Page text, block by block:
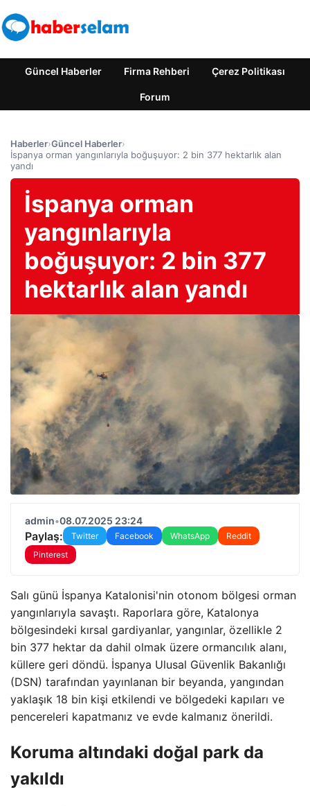
Güncel Haberler Firma Rehberi Çerez Politikası
Forum
Haberler›Güncel Haberler›
İspanya orman yangınlarıyla boğuşuyor: 2 bin 377 hektarlık alan
yandı
İspanya orman
yangınlarıyla
boğuşuyor: 2 bin 377
hektarlık alan yandı
admin•08.07.2025 23:24
Paylaş: Twitter Facebook WhatsApp
Reddit
Pinterest
Salı günü İspanya Katalonisi'nin otonom bölgesi orman
yangınlarıyla savaştı. Raporlara göre, Katalonya
bölgesindeki kırsal gardiyanlar, yangınlar, özellikle 2
bin 377 hektar da dahil olmak üzere ormancılık alanı,
küllere geri döndü. İspanya Ulusal Güvenlik Bakanlığı
(DSN) tarafından yayınlanan bir beyanda, yangından
yaklaşık 18 bin kişi etkilendi ve bölgedeki kapıları ve
pencereleri kapatmanız ve evde kalmanız önerildi.
Koruma altındaki doğal park da
yakıldı